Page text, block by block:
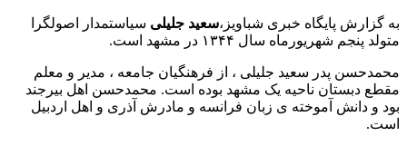
به گزارش پایگاه خبری شباویز،سعید جلیلی سیاستمدار اصولگرا
متولد پنجم شهریورماه سال ۱۳۴۴ در مشهد است.
محمدحسن پدر سعید جلیلی ، از فرهنگیان جامعه ، مدیر و معلم
مقطع دبستان ناحیه یک مشهد بوده است. محمدحسن اهل بیرجند
بود و دانش آموخته ی زبان فرانسه و مادرش آذری و اهل اردبیل
است.